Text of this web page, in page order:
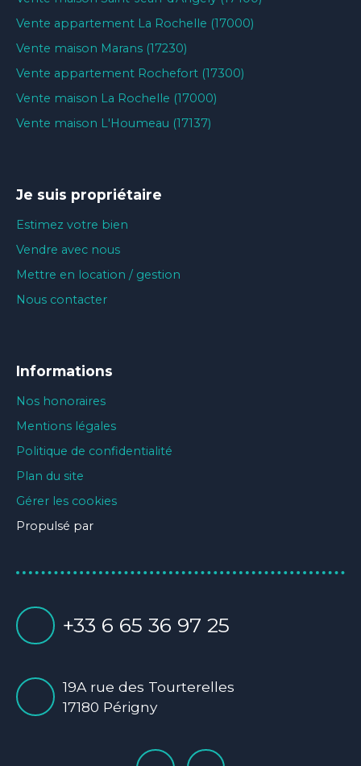
Vente appartement La Rochelle (17000)
Vente maison Marans (17230)
Vente appartement Rochefort (17300)
Vente maison La Rochelle (17000)
Vente maison L'Houmeau (17137)
Je suis propriétaire
Estimez votre bien
Vendre avec nous
Mettre en location / gestion
Nous contacter
Informations
Nos honoraires
Mentions légales
Politique de confidentialité
Plan du site
Gérer les cookies
Propulsé par
+33 6 65 36 97 25
19A rue des Tourterelles
17180 Périgny